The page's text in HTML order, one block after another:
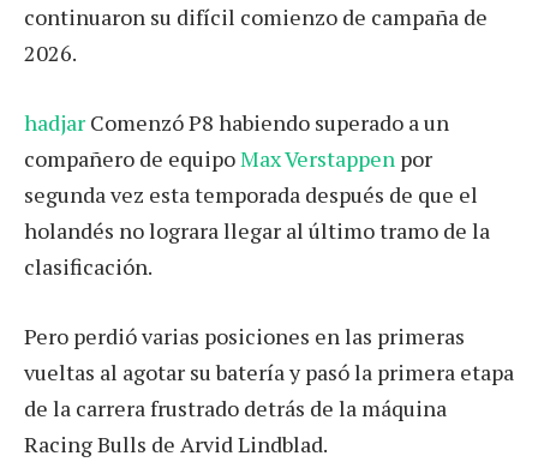
continuaron su difícil comienzo de campaña de
2026.
hadjar Comenzó P8 habiendo superado a un
compañero de equipoMax Verstappen por
segunda vez esta temporada después de que el
holandés no lograra llegar al último tramo de la
clasificación.
Pero perdió varias posiciones en las primeras
vueltas al agotar su batería y pasó la primera etapa
de la carrera frustrado detrás de la máquina
Racing Bulls de Arvid Lindblad.